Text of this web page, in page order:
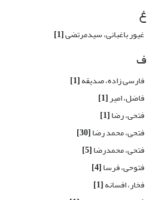
غ
غیور باغبانی، سیدمرتضی[1]
ف
فارسی زاده، صدیقه[1]
فاضل، امیر[1]
فتحی، رضا[1]
فتحی، محمد رضا[30]
فتحی، محمدرضا[5]
فتوحی، فرسا[4]
فخار، افسانه[1]